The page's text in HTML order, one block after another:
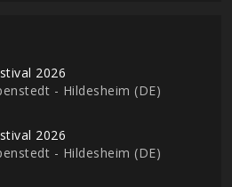
2026
- Hildesheim (DE)
2026
- Hildesheim (DE)